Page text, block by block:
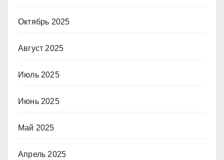
Октябрь 2025
Август 2025
Июль 2025
Июнь 2025
Май 2025
Апрель 2025